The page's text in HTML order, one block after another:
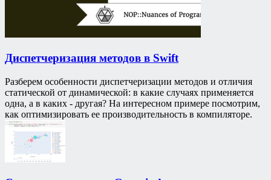
Диспетчеризация методов в Swift
Разберем особенности диспетчеризации методов и отличия
статической от динамической: в какие случаях применяется
одна, а в каких - другая? На интересном примере посмотрим,
как оптимизировать ее производительность в компиляторе.